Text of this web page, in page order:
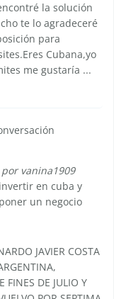
la solución
te lo agradeceré
para
Cubana,yo
me gustaría ...
por vanina1909
en cuba y
un negocio
JAVIER COSTA
FINES DE JULIO Y